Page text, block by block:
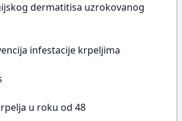
dermatitisa uzrokovanog
infestacije krpeljima
u roku od 48